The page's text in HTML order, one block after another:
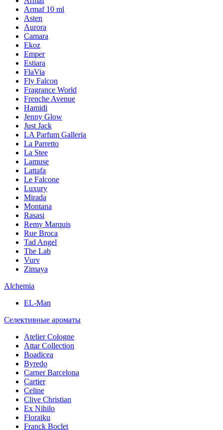
Armaf 10 ml
Asten
Aurora
Camara
Ekoz
Emper
Estiara
FlaVia
Fly Falcon
Fragrance World
Frenche Avenue
Hamidi
Jenny Glow
Just Jack
LA Parfum Galleria
La Parretto
La Stee
Lamuse
Lattafa
Le Falcone
Luxury
Mirada
Montana
Rasasi
Remy Marquis
Rue Broca
Tad Angel
The Lab
Vurv
Zimaya
Alchemia
EL-Man
Селективные ароматы
Atelier Cologne
Attar Collection
Boadicea
Byredo
Carner Barcelona
Cartier
Celine
Clive Christian
Ex Nihilo
Floraiku
Franck Boclet